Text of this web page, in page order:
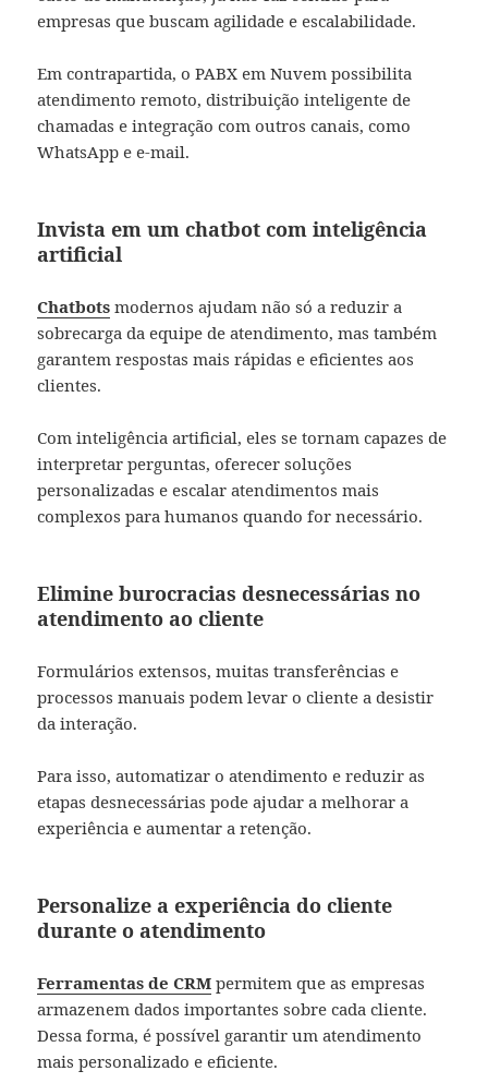
empresas que buscam agilidade e escalabilidade.
Em contrapartida, o PABX em Nuvem possibilita
atendimento remoto, distribuição inteligente de
chamadas e integração com outros canais, como
WhatsApp e e-mail.
Invista em um chatbot com inteligência
artificial
Chatbots modernos ajudam não só a reduzir a
sobrecarga da equipe de atendimento, mas também
garantem respostas mais rápidas e eficientes aos
clientes.
Com inteligência artificial, eles se tornam capazes de
interpretar perguntas, oferecer soluções
personalizadas e escalar atendimentos mais
complexos para humanos quando for necessário.
Elimine burocracias desnecessárias no
atendimento ao cliente
Formulários extensos, muitas transferências e
processos manuais podem levar o cliente a desistir
da interação.
Para isso, automatizar o atendimento e reduzir as
etapas desnecessárias pode ajudar a melhorar a
experiência e aumentar a retenção.
Personalize a experiência do cliente
durante o atendimento
Ferramentas de CRM permitem que as empresas
armazenem dados importantes sobre cada cliente.
Dessa forma, é possível garantir um atendimento
mais personalizado e eficiente.